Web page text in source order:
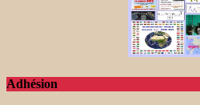
Adhésion